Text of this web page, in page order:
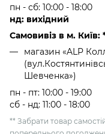
пн - сб: 10:00 - 18:00
нд: вихідний
Самовивіз в м. Київ:
магазин «ALP
Шевченка»)
пн - пт: 10:00 - 19:00
сб - нд: 11:00 - 18:00
** Забрати товар